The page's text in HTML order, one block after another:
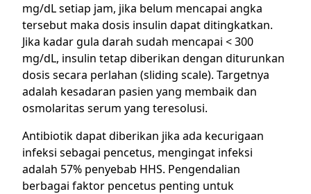
mg/dL setiap jam, jika belum mencapai angka
tersebut maka dosis insulin dapat ditingkatkan.
Jika kadar gula darah sudah mencapai < 300
mg/dL, insulin tetap diberikan dengan diturunkan
dosis secara perlahan (sliding scale). Targetnya
adalah kesadaran pasien yang membaik dan
osmolaritas serum yang teresolusi.
Antibiotik dapat diberikan jika ada kecurigaan
infeksi sebagai pencetus, mengingat infeksi
adalah 57% penyebab HHS. Pengendalian
berbagai faktor pencetus penting untuk